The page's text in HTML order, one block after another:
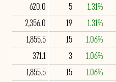
1.31%
5
620.0
1.31%
19
2,356.0
1.06%
15
1,855.5
1.06%
3
371.1
1.06%
15
1,855.5